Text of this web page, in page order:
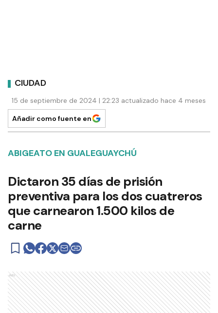
CIUDAD
15 de septiembre de 2024 | 22:23 actualizado hace 4 meses
Añadir como fuente en
ABIGEATO EN GUALEGUAYCHÚ
Dictaron 35 días de prisión
preventiva para los dos cuatreros
que carnearon 1.500 kilos de
carne
Ads